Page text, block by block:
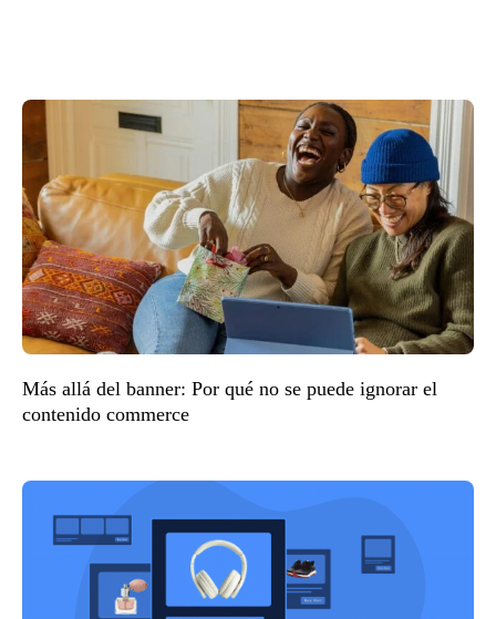
Más allá del banner: Por qué no se puede ignorar el
contenido commerce